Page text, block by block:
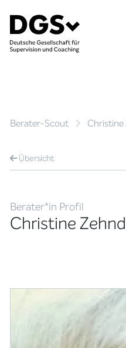
Berater-Scout
Übersicht
Berater*in Profil
Christine